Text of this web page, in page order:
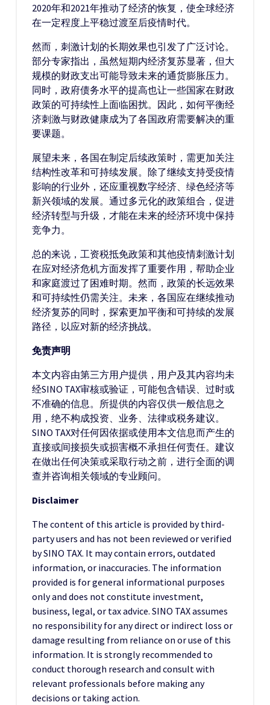
2020年和2021年推动了经济的恢复，使全球经济
在一定程度上平稳过渡至后疫情时代。
然而，刺激计划的长期效果也引发了广泛讨论。
部分专家指出，虽然短期内经济复苏显著，但大
规模的财政支出可能导致未来的通货膨胀压力。
同时，政府债务水平的提高也让一些国家在财政
政策的可持续性上面临困扰。因此，如何平衡经
济刺激与财政健康成为了各国政府需要解决的重
要课题。
展望未来，各国在制定后续政策时，需更加关注
结构性改革和可持续发展。除了继续支持受疫情
影响的行业外，还应重视数字经济、绿色经济等
新兴领域的发展。通过多元化的政策组合，促进
经济转型与升级，才能在未来的经济环境中保持
竞争力。
总的来说，工资税抵免政策和其他疫情刺激计划
在应对经济危机方面发挥了重要作用，帮助企业
和家庭渡过了困难时期。然而，政策的长远效果
和可持续性仍需关注。未来，各国应在继续推动
经济复苏的同时，探索更加平衡和可持续的发展
路径，以应对新的经济挑战。
免责声明
本文内容由第三方用户提供，用户及其内容均未
经SINO TAX审核或验证，可能包含错误、过时或
不准确的信息。所提供的内容仅供一般信息之
用，绝不构成投资、业务、法律或税务建议。
SINO TAX对任何因依据或使用本文信息而产生的
直接或间接损失或损害概不承担任何责任。建议
在做出任何决策或采取行动之前，进行全面的调
查并咨询相关领域的专业顾问。
Disclaimer
The content of this article is provided by third-
party users and has not been reviewed or verified
by SINO TAX. It may contain errors, outdated
information, or inaccuracies. The information
provided is for general informational purposes
only and does not constitute investment,
business, legal, or tax advice. SINO TAX assumes
no responsibility for any direct or indirect loss or
damage resulting from reliance on or use of this
information. It is strongly recommended to
conduct thorough research and consult with
relevant professionals before making any
decisions or taking action.